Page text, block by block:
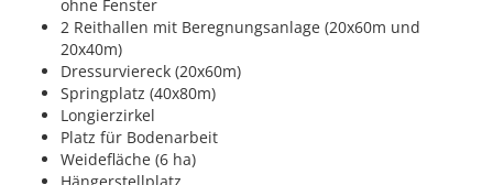
ohne Fenster
2 Reithallen mit Beregnungsanlage (20x60m und
20x40m)
Dressurviereck (20x60m)
Springplatz (40x80m)
Longierzirkel
Platz für Bodenarbeit
Weidefläche (6 ha)
Hängerstellplatz